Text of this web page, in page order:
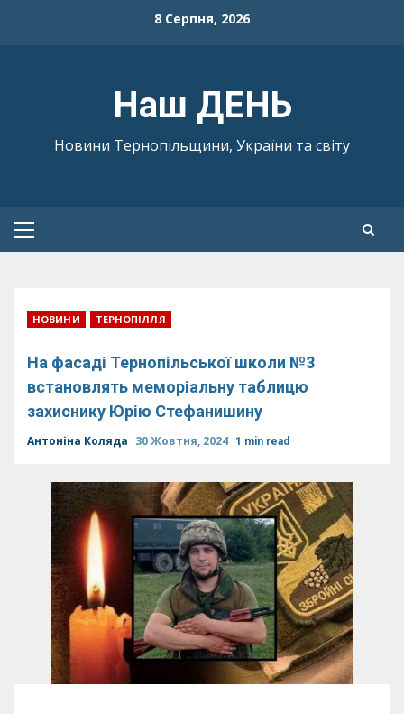
8 Серпня, 2026
Наш ДЕНЬ
Новини Тернопільщини, України та світу
Primary
НОВИНИ ТЕРНОПІЛЛЯ
На фасаді Тернопільської школи №3
встановлять меморіальну таблицю
захиснику Юрію Стефанишину
Антоніна Коляда 30 Жовтня, 2024 1 min read